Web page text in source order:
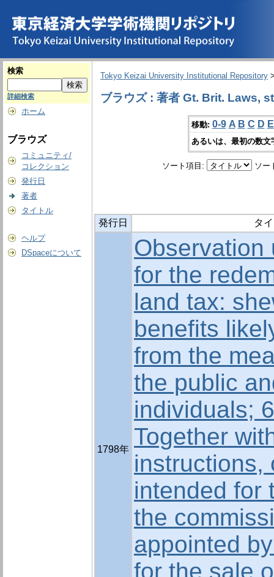
検索
詳細検索
ホーム
ブラウズ
コミュニティ/
コレクション
発行日
著者
タイトル
ヘルプ
DSpaceについて
Tokyo Keizai University Institutional Repository
ブラウズ : 著者 Gt. Brit. Laws,
移動: 0-9 A B C D E
あるいは、最初の数
ソート項目: ソー
発行日 タ
1798年
Observation
for the
land tax:
benefits
from the
the public
individuals;
Together
instructions,
intended for
the
appointed
for the sale